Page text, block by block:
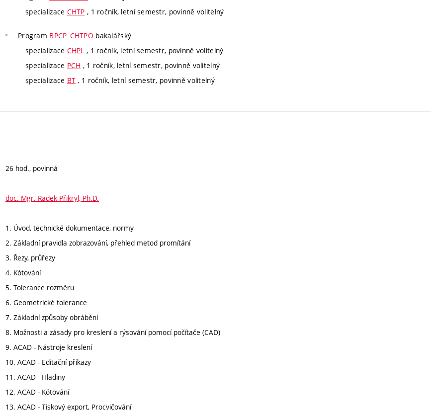
specializace CHTP , 1 ročník, letní semestr, povinně volitelný
Program BPCP_CHTPO bakalářský
specializace CHPL , 1 ročník, letní semestr, povinně volitelný
specializace PCH , 1 ročník, letní semestr, povinně volitelný
specializace BT , 1 ročník, letní semestr, povinně volitelný
26 hod., povinná
doc. Mgr. Radek Přikryl, Ph.D.
1. Úvod, technické dokumentace, normy
2. Základní pravidla zobrazování, přehled metod promítání
3. Řezy, průřezy
4. Kótování
5. Tolerance rozměru
6. Geometrické tolerance
7. Základní způsoby obrábění
8. Možnosti a zásady pro kreslení a rýsování pomocí počítače (CAD)
9. ACAD - Nástroje kreslení
10. ACAD - Editační příkazy
11. ACAD - Hladiny
12. ACAD - Kótování
13. ACAD - Tiskový export, Procvičování